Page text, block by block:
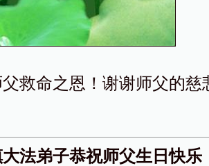
救命之恩！谢谢师父的慈
法弟子恭祝师父生日快乐